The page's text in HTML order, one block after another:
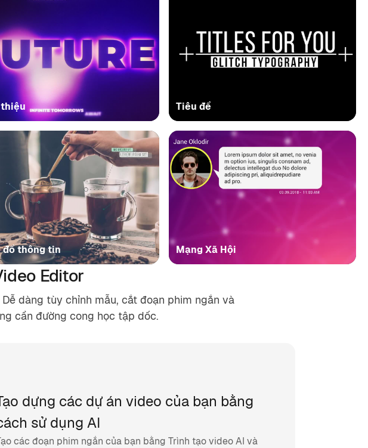
đồ thông tin
Tiêu đề
Mạng Xã Hội
Editor
dàng tùy chỉnh mẫu, cắt đoạn phim ngắn và
cần đường cong học tập dốc.
dựng các dự án video của bạn bằng
sử dụng AI
các đoạn phim ngắn của bạn bằng Trình tạo video AI và